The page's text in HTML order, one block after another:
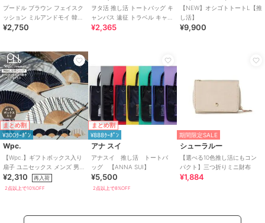
プードル ブラウン フェイスク
ッション ミルアンドモイ 韓国
推し活
¥2,750
ヲタ活 推し活 トートバッグ キ
ャンバス 遠征 トラベル キャリ
ーオン
¥2,365
【NEW】オシゴトトートL【推
し活】
¥9,900
まとめ割
¥300ｸｰﾎﾟﾝ
Wpc.
【Wpc.】ギフトボックス入り
扇子 ユニセックス メンズ 男性
プレゼント ギフト 扇子 うちわ
¥2,310 再入荷
2点以上で10%OFF
まとめ割
¥888ｸｰﾎﾟﾝ
アナ スイ
アナスイ 推し活 トートバ
ッグ 【ANNA SUI】
¥5,500
2点以上で8%OFF
期間限定SALE
シューラルー
【選べる10色推し活にもコン
パクト】三つ折りミニ財布
¥1,884